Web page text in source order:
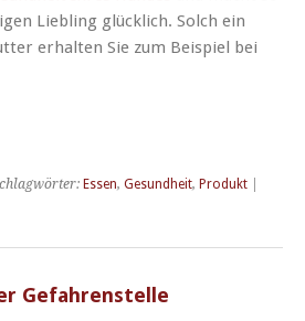
Liebling glücklich. Solch ein
erhalten Sie zum Beispiel bei
Essen, Gesundheit, Produkt
Gefahrenstelle